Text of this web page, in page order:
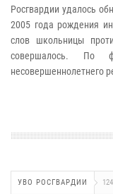
Росгвардии удалось
2005 года рождения
слов школьницы
совершалось. По
несовершеннолетнего
УВО РОСГВАРДИИ